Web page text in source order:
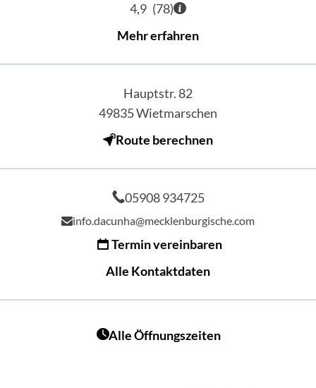
4,9 (78)
Mehr erfahren
Hauptstr. 82
49835Wietmarschen
Route berechnen
05908 934725
info.dacunha@mecklenburgische.com
Termin vereinbaren
Alle Kontaktdaten
Alle Öffnungszeiten